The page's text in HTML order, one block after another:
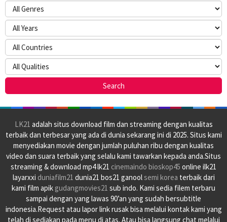
LK21 adalah situs download film dan streaming dengan kualitas
terbaik dan terbesar yang ada di dunia sekarang ini di 2025. Situs kami
menyediakan movie dengan jumlah puluhan ribu dengan kualitas
video dan suara terbaik yang selalu kami tawarkan kepada anda.Situs
streaming & download mp4 lk21 cinemaindo bioskop45 online ilk21
layarxxi duniafilm21 dunia21 bos21 ganoolsemi korea terbaik dari
kami film apik gudangmovies21 sub indo. Kami sedia filem terbaru
sampai dengan yang lawas 90’an yang sudah bersubtitle
indonesia.Request atau lapor link rusak bisa melalui kontak kami yang
telah di sediakan pada menu di atas. Atau bisa langsung chat melalui